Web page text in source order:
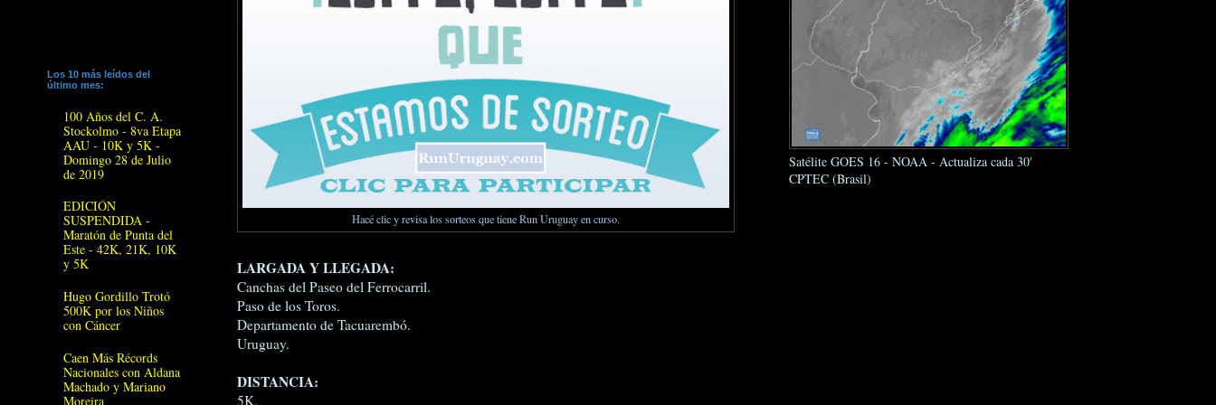
Hacé clic y revisa los sorteos que tiene Run Uruguay en curso.
LARGADA Y LLEGADA:
Canchas del Paseo del Ferrocarril.
Paso de los Toros.
Departamento de Tacuarembó.
Uruguay.
DISTANCIA:
5K.
Los 10 más leídos del
último mes:
100 Años del C. A.
Stockolmo - 8va Etapa
AAU - 10K y 5K -
Domingo 28 de Julio
de 2019
EDICIÓN
SUSPENDIDA -
Maratón de Punta del
Este - 42K, 21K, 10K
y 5K
Hugo Gordillo Trotó
500K por los Niños
con Cáncer
Caen Más Récords
Nacionales con Aldana
Machado y Mariano
Moreira
Satélite GOES 16 - NOAA - Actualiza cada 30'
CPTEC (Brasil)